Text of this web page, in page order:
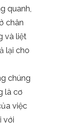
quanh,
chân
và liệt
lại cho
chúng
là cơ
việc
với